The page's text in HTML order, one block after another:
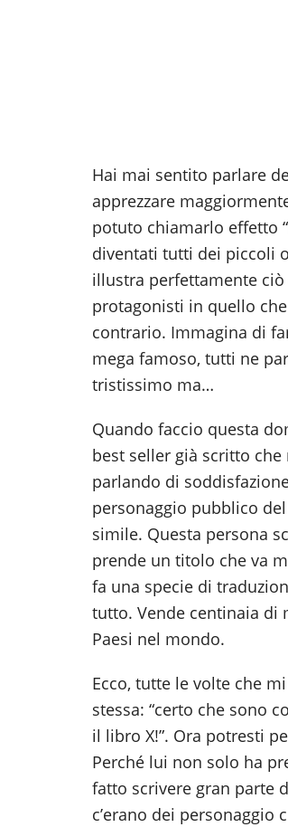
Hai mai sentito parlare
apprezzare
potuto chiamarlo effetto
diventati tutti dei piccoli
illustra perfettamente
protagonisti in quello
contrario. Immagina di
mega famoso, tutti ne
tristissimo ma…
Quando faccio questa
best seller già scritto
parlando di
personaggio pubblico
simile. Questa persona
prende un titolo che va
fa una specie di
tutto. Vende centinaia di
Paesi nel mondo.
Ecco, tutte le volte che
stessa: “certo che sono
il libro X!”. Ora potresti
Perché lui non solo ha
fatto scrivere gran parte
c’erano dei personaggio